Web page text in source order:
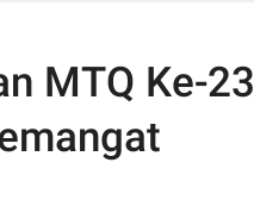
MTQ Ke-23